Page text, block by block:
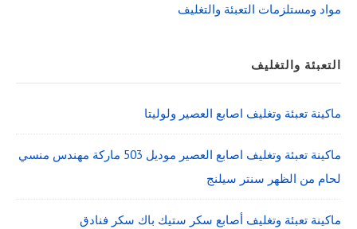
مواد ومستلزمات التعبئة والتغليف
التعبئة والتغليف
ماكينة تعبئة وتغليف اصابع العصير ولوليتا
ماكينة تعبئة وتغليف اصابع العصير موديل 503 ماركة مهندس منسي
لحام من الظهر سنتر سيلنج
ماكينة تعبئة وتغليف أصابع سكر ستيك باك سكر فنادق